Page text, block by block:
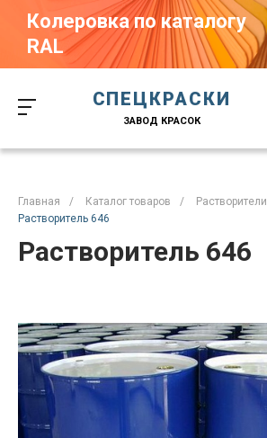
Колеровка по каталогу
RAL
ул. Труда, д. 187 к.2
Челябинск
Челябинская область
СПЕЦКРАСКИ
ЗАВОД КРАСОК
Главная / Каталог товаров / Растворители
Растворитель 646
Растворитель 646